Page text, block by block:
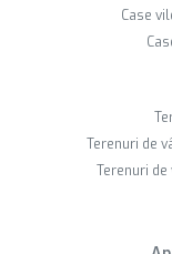
Case
Terenuri de
Terenuri de